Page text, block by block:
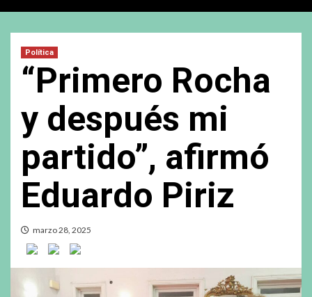
Política
“Primero Rocha
y después mi
partido”, afirmó
Eduardo Piriz
marzo 28, 2025